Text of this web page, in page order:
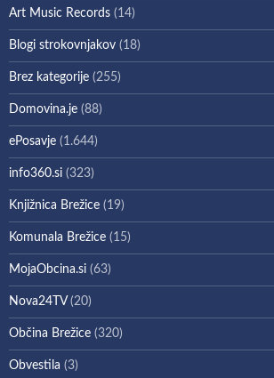
Art Music Records (14)
Blogi strokovnjakov (18)
Brez kategorije (255)
Domovina.je (88)
ePosavje (1.644)
info360.si (323)
Knjižnica Brežice (19)
Komunala Brežice (15)
MojaObcina.si (63)
Nova24TV(20)
Občina Brežice (320)
Obvestila (3)